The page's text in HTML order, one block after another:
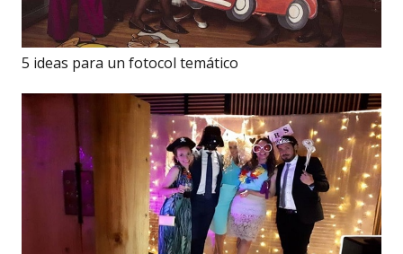
5 ideas para un fotocol temático